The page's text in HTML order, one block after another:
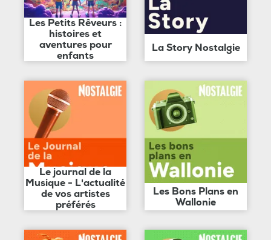
Les Petits Rêveurs :
histoires et
aventures pour
enfants
La Story Nostalgie
Le journal de la
Musique - L'actualité
de vos artistes
préférés
Les Bons Plans en
Wallonie